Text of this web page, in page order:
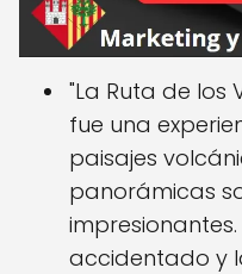
"La Ruta de los
fue una
paisajes
panorámicas
accidentado y